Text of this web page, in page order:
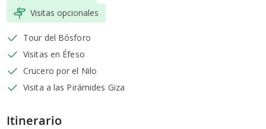
Visitas opcionales
Tour del Bósforo
Visitas en Éfeso
Crucero por el Nilo
Visita a las Pirámides Giza
Itinerario